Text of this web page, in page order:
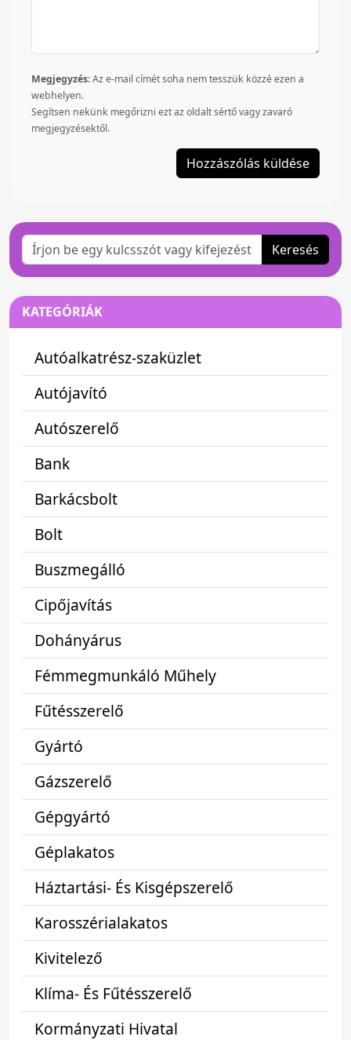
Megjegyzés:Az e-mail címét soha nem tesszük közzé ezen a
webhelyen.
Segítsen nekünk megőrizni ezt az oldalt sértő vagy zavaró
megjegyzésektől.
Keresés
KATEGÓRIÁK
Autóalkatrész-szaküzlet
Autójavító
Autószerelő
Bank
Barkácsbolt
Bolt
Buszmegálló
Cipőjavítás
Dohányárus
Fémmegmunkáló Műhely
Fűtésszerelő
Gyártó
Gázszerelő
Gépgyártó
Géplakatos
Háztartási- És Kisgépszerelő
Karosszérialakatos
Kivitelező
Klíma- És Fűtésszerelő
Kormányzati Hivatal